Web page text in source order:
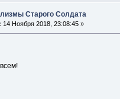
Старого Солдата
14 Ноября 2018, 23:08:45 »